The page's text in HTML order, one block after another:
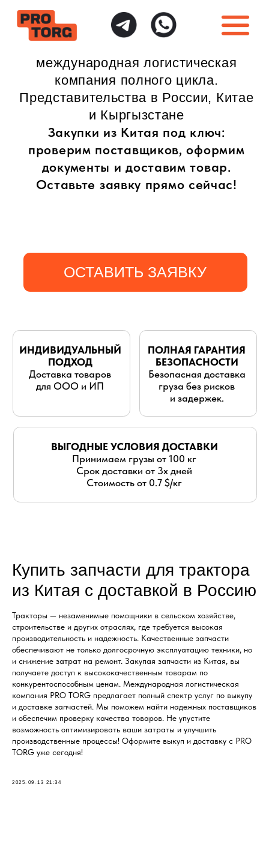
Представительства в России, Китае
и Кыргызстане
Закупки из Китая под ключ:
проверим поставщиков, оформим
документы и доставим товар.
Оставьте заявку прямо сейчас!
ОСТАВИТЬ ЗАЯВКУ
Срок доставки от 3х дней
Стоимость от 0.7 $/кг
Безопасная доставка
груза без рисков
Доставка товаров
для ООО и ИП
Купить запчасти для трактора
из Китая с доставкой в Россию
Тракторы — незаменимые помощники в сельском хозяйстве,
строительстве и других отраслях, где требуется высокая
производительность и надежность. Качественные запчасти
обеспечивают не только долгосрочную эксплуатацию техники, но
и снижение затрат на ремонт. Закупая запчасти из Китая, вы
получаете доступ к высококачественным товарам по
конкурентоспособным ценам. Международная логистическая
компания PRO TORG предлагает полный спектр услуг по выкупу
и доставке запчастей. Мы поможем найти надежных поставщиков
и обеспечим проверку качества товаров. Не упустите
возможность оптимизировать ваши затраты и улучшить
производственные процессы! Оформите выкуп и доставку с PRO
TORG уже сегодня!
2025-09-13 21:34